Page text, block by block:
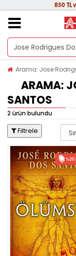
Arama: Jose
ARAMA:
SANTOS
2 ürün bulundu
Filtrele
%20